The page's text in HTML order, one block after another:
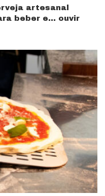
artesanal
beber e… ouvir